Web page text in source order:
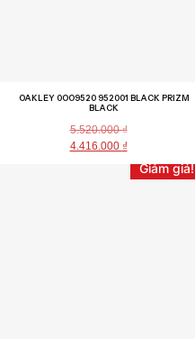
OAKLEY 0OO9520 952001 BLACK PRIZM
BLACK
5.520.000₫
4.416.000 ₫
Giảm giá!